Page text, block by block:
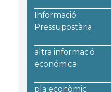
Informació
Pressupostària
altra informació
económica
pla econòmic